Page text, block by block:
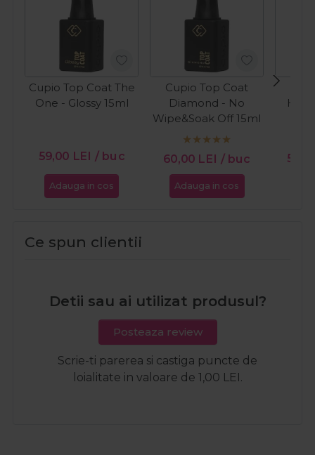
Cupio Top Coat The
One - Glossy 15ml
59,00 LEI / buc
Adauga in cos
Cupio Top Coat
Diamond - No
Wipe&Soak Off 15ml
60,00 LEI / buc
Adauga in cos
Ce spun clientii
Detii sau ai utilizat produsul?
Posteaza review
Scrie-ti parerea si castiga puncte de
loialitate in valoare de 1,00 LEI.